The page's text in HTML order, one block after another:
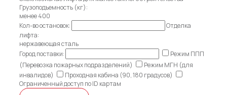
Грузоподъемность (кг):
менее 400
Кол-во остановок:
Отделка
лифта:
нержавеющая сталь
Город поставки:
Режим ППП
(Перевозка пожарных подразделений)
Режим МГН (для
инвалидов)
Проходная кабина (90, 180 градусов)
Ограниченный доступ по ID картам